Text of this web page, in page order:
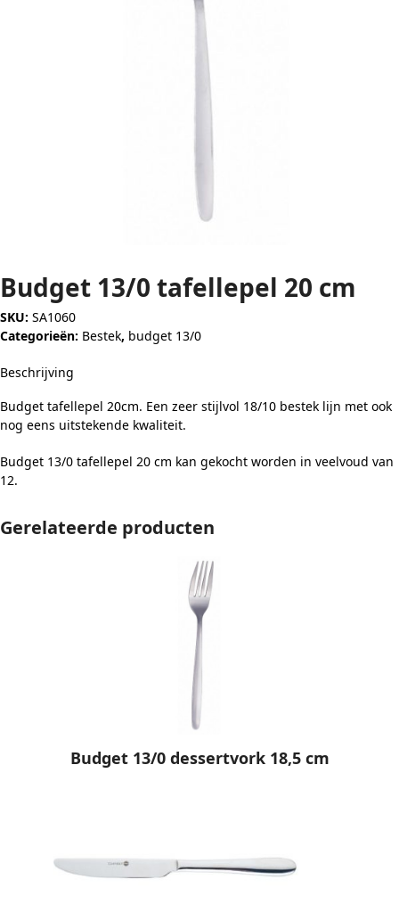
Budget 13/0 tafellepel 20 cm
SKU: SA1060
Categorieën: Bestek, budget 13/0
Beschrijving
Budget tafellepel 20cm. Een zeer stijlvol 18/10 bestek lijn met ook
nog eens uitstekende kwaliteit.
Budget 13/0 tafellepel 20 cm kan gekocht worden in veelvoud van
12.
Gerelateerde producten
Budget 13/0 dessertvork 18,5 cm